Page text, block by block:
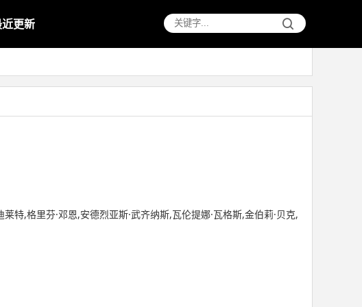
更新
特,格里芬·邓恩,安德烈亚斯·武齐纳斯,瓦伦提娜·瓦格斯,金伯莉·贝克,